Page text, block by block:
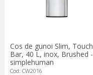
Cos de gunoi Slim, Touch
Bar, 40 L, inox, Brushed -
simplehuman
Cod: CW2016